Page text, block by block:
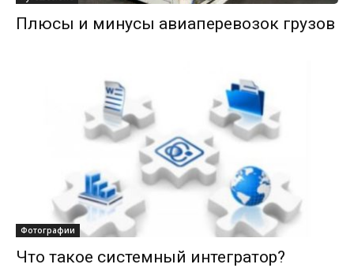
Плюсы и минусы авиаперевозок грузов
Фотографии
Что такое системный интегратор?